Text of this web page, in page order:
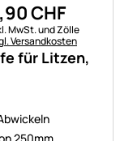
für Litzen,
,90CHF
MwSt. und Zölle
Versandkosten